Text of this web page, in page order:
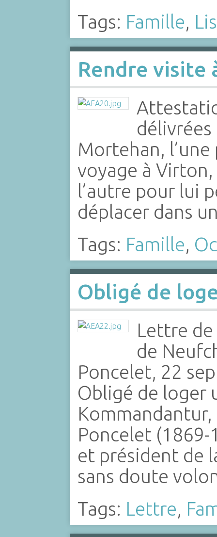
Tags: Famille,
Rendre visite
délivrées
Mortehan,
voyage à
l’autre pour lui
déplacer dans
Tags: Famille,
Obligé de
Lettre
de
Poncelet, 22
Obligé de loger
Kommandantur,
Poncelet
et président de
sans doute
Tags: Lettre,